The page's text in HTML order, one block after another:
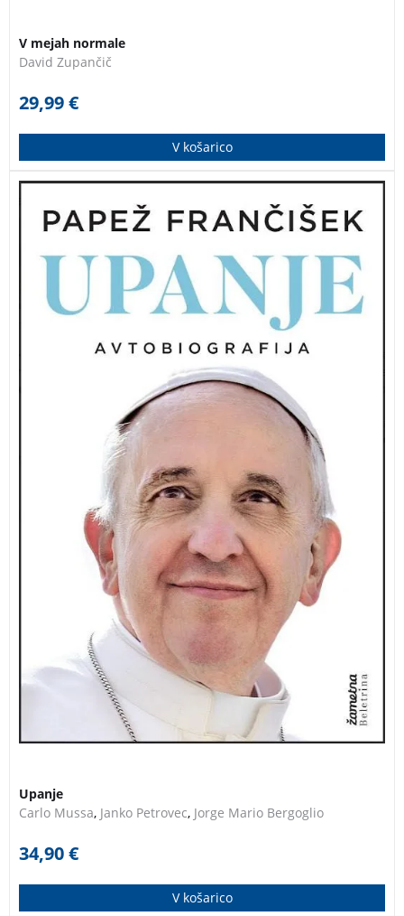
V mejah normale
David Zupančič
29,99€
V košarico
Fascinantna avtobiografija enega najvplivnejših
duhovnih voditeljev našega časa. Globoko osebna
papeževa izpoved; njegove zadnje besede; njegov
testament. V tej izjemni pripovedi papež Frančišek
bralca popelje na osebno in duhovno popotovanje.
UPANJE Jorge Mario Bergoglio BIOGRAFIJA PAPEŽ
Upanje
Carlo Mussa, Janko Petrovec, Jorge Mario Bergoglio
34,90€
V košarico